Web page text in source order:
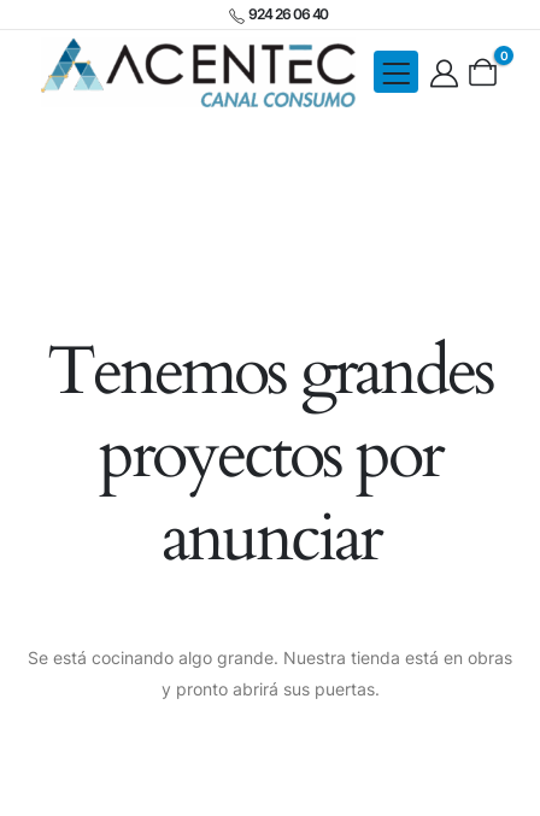
924 26 06 40
0
Tenemos grandes
proyectos por
anunciar
Se está cocinando algo grande. Nuestra tienda está en obras
y pronto abrirá sus puertas.